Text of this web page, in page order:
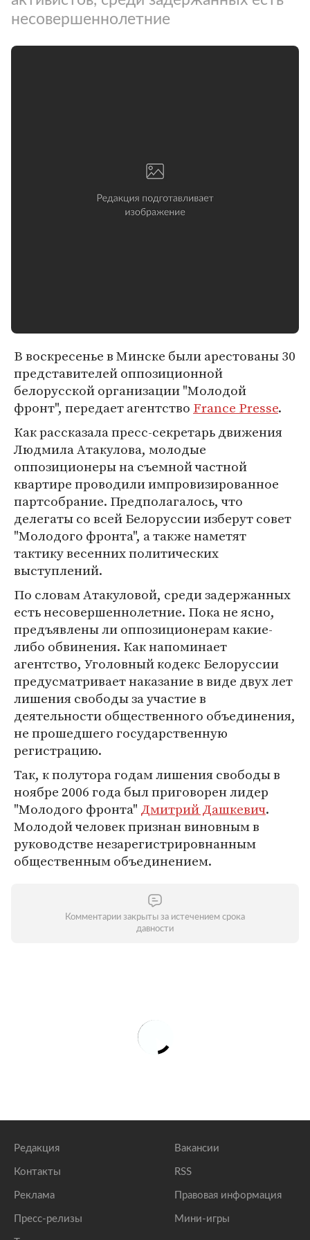
несовершеннолетние
В воскресенье в Минске были арестованы 30
представителей оппозиционной
белорусской организации "Молодой
фронт", передает агентство France Presse.
Как рассказала пресс-секретарь движения
Людмила Атакулова, молодые
оппозиционеры на съемной частной
квартире проводили импровизированное
партсобрание. Предполагалось, что
делегаты со всей Белоруссии изберут совет
"Молодого фронта", а также наметят
тактику весенних политических
выступлений.
По словам Атакуловой, среди задержанных
есть несовершеннолетние. Пока не ясно,
предъявлены ли оппозиционерам какие-
либо обвинения. Как напоминает
агентство, Уголовный кодекс Белоруссии
предусматривает наказание в виде двух лет
лишения свободы за участие в
деятельности общественного объединения,
не прошедшего государственную
регистрацию.
Так, к полутора годам лишения свободы в
ноябре 2006 года был приговорен лидер
"Молодого фронта" Дмитрий Дашкевич.
Молодой человек признан виновным в
руководстве незарегистрировнанным
общественным объединением.
Комментарии закрыты за истечением срока
давности
Редакция
Контакты
Реклама
Пресс-релизы
Вакансии
RSS
Правовая информация
Мини-игры